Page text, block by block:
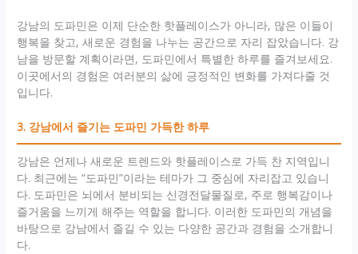
강남의 도파민은 이제 단순한 핫플레이스가 아니라, 많은 이들이
행복을 찾고, 새로운 경험을 나누는 공간으로 자리 잡았습니다. 강
남을 방문할 계획이라면, 도파민에서 특별한 하루를 즐겨보세요.
이곳에서의 경험은 여러분의 삶에 긍정적인 변화를 가져다줄 것
입니다.
3. 강남에서 즐기는 도파민 가득한 하루
강남은 언제나 새로운 트렌드와 핫플레이스로 가득 찬 지역입니
다. 최근에는 “도파민”이라는 테마가 그 중심에 자리잡고 있습니
다. 도파민은 뇌에서 분비되는 신경전달물질로, 주로 행복감이나
즐거움을 느끼게 해주는 역할을 합니다. 이러한 도파민의 개념을
바탕으로 강남에서 즐길 수 있는 다양한 공간과 경험을 소개합니
다.